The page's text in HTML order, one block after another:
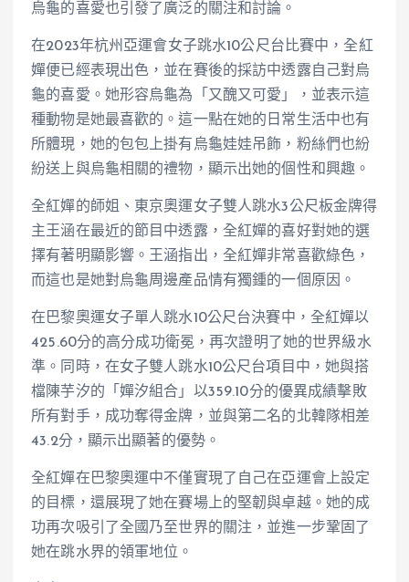
烏龜的喜愛也引發了廣泛的關注和討論。
在2023年杭州亞運會女子跳水10公尺台比賽中，全紅
嬋便已經表現出色，並在賽後的採訪中透露自己對烏
龜的喜愛。她形容烏龜為「又醜又可愛」，並表示這
種動物是她最喜歡的。這一點在她的日常生活中也有
所體現，她的包包上掛有烏龜娃娃吊飾，粉絲們也紛
紛送上與烏龜相關的禮物，顯示出她的個性和興趣。
全紅嬋的師姐、東京奧運女子雙人跳水3公尺板金牌得
主王涵在最近的節目中透露，全紅嬋的喜好對她的選
擇有著明顯影響。王涵指出，全紅嬋非常喜歡綠色，
而這也是她對烏龜周邊產品情有獨鍾的一個原因。
在巴黎奧運女子單人跳水10公尺台決賽中，全紅嬋以
425.60分的高分成功衛冕，再次證明了她的世界級水
準。同時，在女子雙人跳水10公尺台項目中，她與搭
檔陳芋汐的「嬋汐組合」以359.10分的優異成績擊敗
所有對手，成功奪得金牌，並與第二名的北韓隊相差
43.2分，顯示出顯著的優勢。
全紅嬋在巴黎奧運中不僅實現了自己在亞運會上設定
的目標，還展現了她在賽場上的堅韌與卓越。她的成
功再次吸引了全國乃至世界的關注，並進一步鞏固了
她在跳水界的領軍地位。